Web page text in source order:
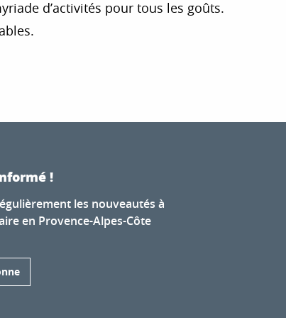
d’activités pour tous les goûts.
favoris
!
les nouveautés à
en Provence-Alpes-Côte